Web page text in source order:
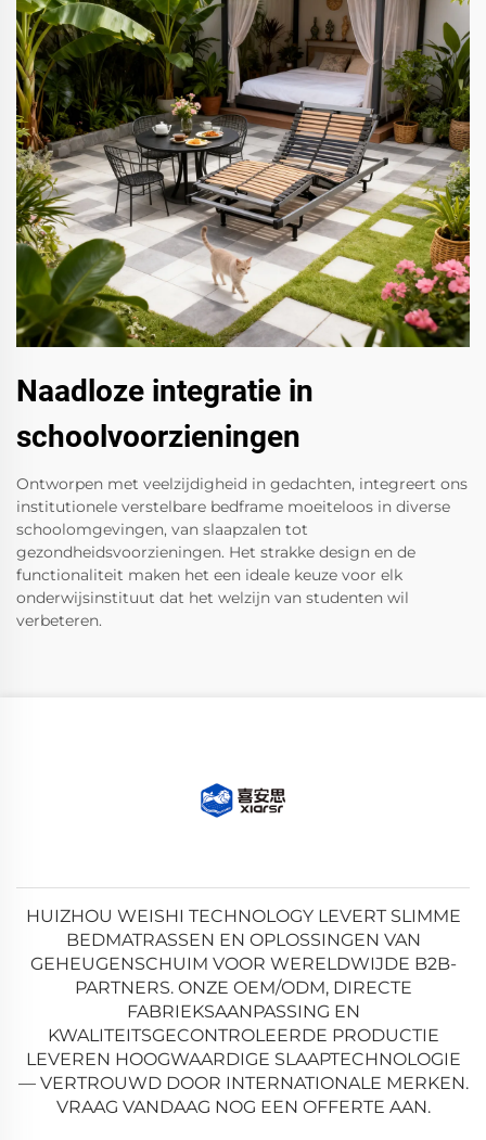
Naadloze integratie in
schoolvoorzieningen
Ontworpen met veelzijdigheid in gedachten, integreert ons
institutionele verstelbare bedframe moeiteloos in diverse
schoolomgevingen, van slaapzalen tot
gezondheidsvoorzieningen. Het strakke design en de
functionaliteit maken het een ideale keuze voor elk
onderwijsinstituut dat het welzijn van studenten wil
verbeteren.
HUIZHOU WEISHI TECHNOLOGY LEVERT SLIMME
BEDMATRASSEN EN OPLOSSINGEN VAN
GEHEUGENSCHUIM VOOR WERELDWIJDE B2B-
PARTNERS. ONZE OEM/ODM, DIRECTE
FABRIEKSAANPASSING EN
KWALITEITSGECONTROLEERDE PRODUCTIE
LEVEREN HOOGWAARDIGE SLAAPTECHNOLOGIE
— VERTROUWD DOOR INTERNATIONALE MERKEN.
VRAAG VANDAAG NOG EEN OFFERTE AAN.